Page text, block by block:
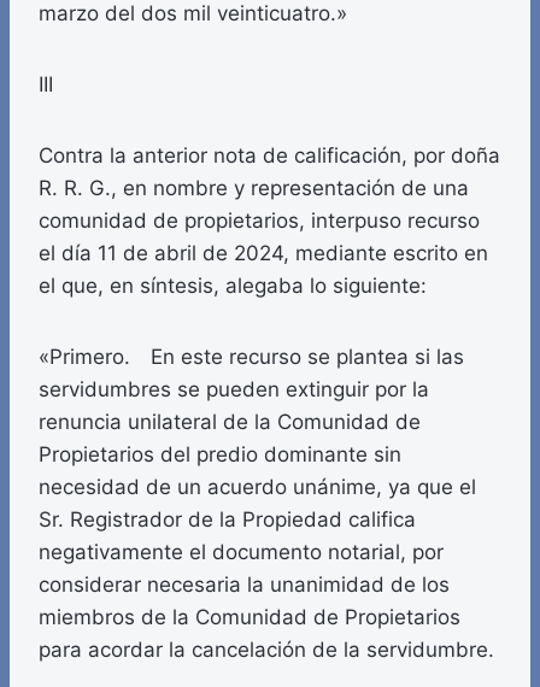
marzo del dos mil veinticuatro.»
III
Contra la anterior nota de calificación, por doña
R. R. G., en nombre y representación de una
comunidad de propietarios, interpuso recurso
el día 11 de abril de 2024, mediante escrito en
el que, en síntesis, alegaba lo siguiente:
«Primero. En este recurso se plantea si las
servidumbres se pueden extinguir por la
renuncia unilateral de la Comunidad de
Propietarios del predio dominante sin
necesidad de un acuerdo unánime, ya que el
Sr. Registrador de la Propiedad califica
negativamente el documento notarial, por
considerar necesaria la unanimidad de los
miembros de la Comunidad de Propietarios
para acordar la cancelación de la servidumbre.